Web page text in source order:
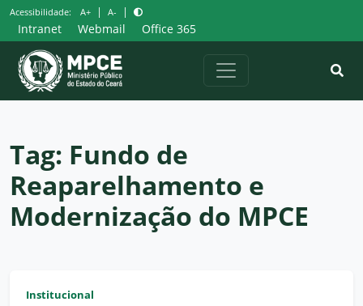
Pular
para
o
conteúdo
Acessibilidade: A+ | A- |
Intranet Webmail Office 365
Tag: Fundo de
Reaparelhamento e
Modernização do MPCE
Institucional